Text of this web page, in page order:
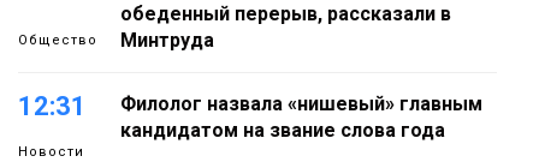
Общество
обеденный перерыв, рассказали в
Минтруда
12:31
Новости
Филолог назвала «нишевый» главным
кандидатом на звание слова года